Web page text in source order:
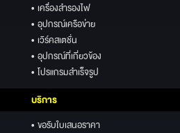
• เครื่องสำรองไฟ
• อุปกรณ์เครือข่าย
• เวิร์คสเตชั่น
• อุปกรณ์ที่เกี่ยวข้อง
• โปรแกรมสำเร็จรูป
บริการ
• ขอรับใบเสนอราคา